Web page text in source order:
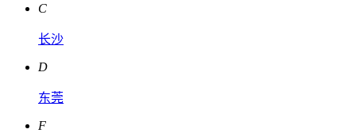
C
长沙
D
东莞
F